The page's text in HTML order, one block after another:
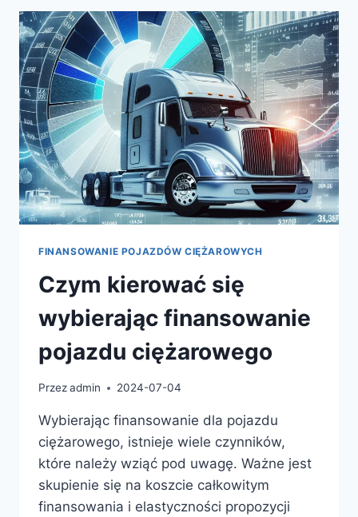
FLOTY
POJAZDÓW
CIĘŻAROWYCH
FINANSOWANIE POJAZDÓW CIĘŻAROWYCH
Czym kierować się
wybierając finansowanie
pojazdu ciężarowego
Przezadmin 2024-07-04
Wybierając finansowanie dla pojazdu
ciężarowego, istnieje wiele czynników,
które należy wziąć pod uwagę. Ważne jest
skupienie się na koszcie całkowitym
finansowania i elastyczności propozycji